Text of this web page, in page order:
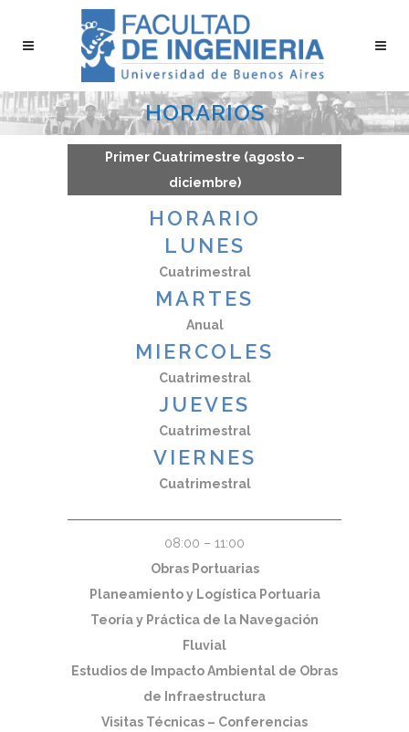
HORARIOS
Primer Cuatrimestre (agosto –
diciembre)
HORARIO
LUNES
Cuatrimestral
MARTES
Anual
MIERCOLES
Cuatrimestral
JUEVES
Cuatrimestral
VIERNES
Cuatrimestral
08:00 – 11:00
Obras Portuarias
Planeamiento y Logística Portuaria
Teoría y Práctica de la Navegación
Fluvial
Estudios de Impacto Ambiental de Obras
de Infraestructura
Visitas Técnicas – Conferencias